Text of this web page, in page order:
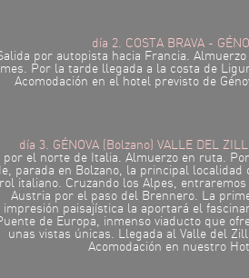
día 2. COSTA BRAVA -
por autopista hacia Francia. Almuerzo
Por la tarde llegada a la costa de
Acomodación en el hotel previsto de
día 3. GÉNOVA (Bolzano) VALLE DEL
por el norte de Italia. Almuerzo en ruta.
parada en Bolzano, la principal localidad
italiano. Cruzando los Alpes, entraremos
Austria por el paso del Brennero. La
impresión paisajística la aportará el
de Europa, inmenso viaducto que
unas vistas únicas. Llegada al Valle del
Acomodación en nuestro